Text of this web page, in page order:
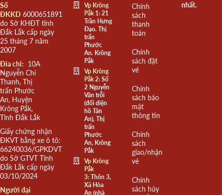
Số
ĐKKD 6000651891
do Sở KHĐT tỉnh
Đắk Lắk cấp ngày
25 tháng 7 năm
2007
Đia chỉ: 10A
Nguyễn Chí
Thanh, Thị
trấn Phước
An, Huyện
Krông Pắk,
Tỉnh Đắk Lắk
Giấy chứng nhận
ĐKVT bằng xe ô tô:
66240036/GPKDVT
do Sở GTVT Tỉnh
Đắk Lắk cấp ngày
03/10/2024
Người đại
Vp Krông
Pắk 1:21
Trần Hưng
Đạo. Thị
trấn
Phước
An. Krông
Pắk
Vp Krông
Pắk 2:Số
2 Nguyễn
Văn trỗi
(đối diện
hồ Tân
An), Thị
trấn
Phước
An, Krông
Pắk
Vp Krông
Pắk
3:Thôn 3,
Xã Hòa
An (nhà
Chính
sách
thanh
toán
Chính
sách đặt
vé
Chính
sách bảo
mật
thông tin
Chính
sách
giao/nhận
vé
Chính
sách hủy
nhất.